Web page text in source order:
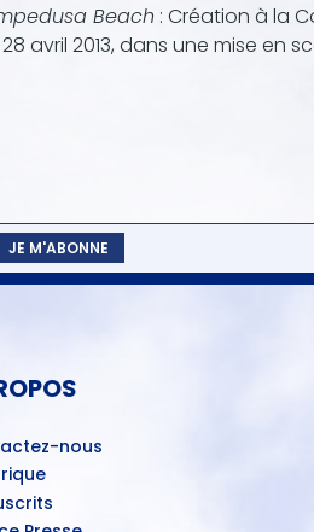
Beach : Création à la
avril 2013, dans une mise en
JE M'ABONNE
nous